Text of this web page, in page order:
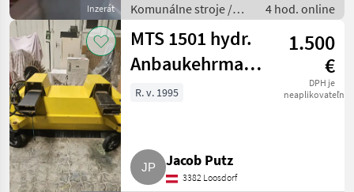
Inzerát
Komunálne stroje /
Striekacie stroje
4 hod. online
MTS 1501 hydr.
Anbaukehrmaschine
für Stapler,
1.500
€
DPH je
neaplikovateľné
R. v. 1995
Jacob Putz
3382 Loosdorf